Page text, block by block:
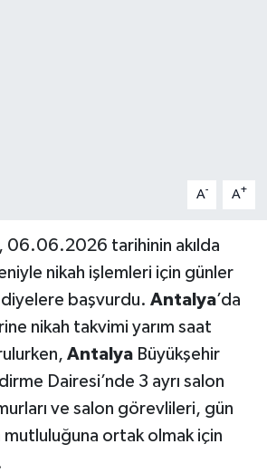
A- A+
06.06.2026 tarihinin akılda
nikah işlemleri için günler
başvurdu. Antalya’da
nikah takvimi yarım saat
AntalyaBüyükşehir
Dairesi’nde 3 ayrı salon
ve salon görevlileri, gün
ortak olmak için